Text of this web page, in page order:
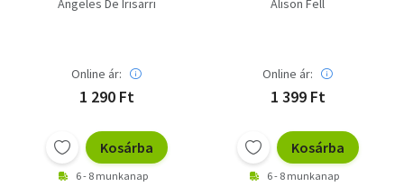
Ángeles De Irisarri
Online ár:
1 290 Ft
Kosárba
6 - 8 munkanap
Alison Fell
Online ár:
1 399 Ft
Kosárba
6 - 8 munkanap